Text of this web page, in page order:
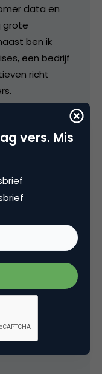
data en
grote
ben ik
een bedrijf
richt
vers. Mis